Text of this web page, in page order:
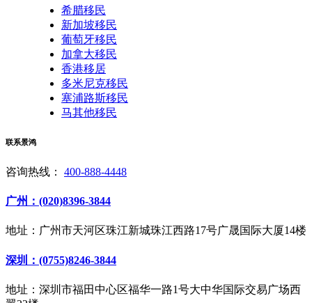
希腊移民
新加坡移民
葡萄牙移民
加拿大移民
香港移居
多米尼克移民
塞浦路斯移民
马其他移民
联系景鸿
咨询热线： 400-888-4448
广州：(020)8396-3844
地址：广州市天河区珠江新城珠江西路17号广晟国际大厦14楼
深圳：(0755)8246-3844
地址：深圳市福田中心区福华一路1号大中华国际交易广场西